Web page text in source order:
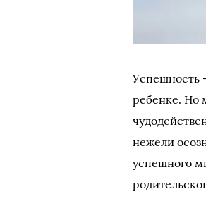
Успешность
ребенке. Но
нежели
успешного